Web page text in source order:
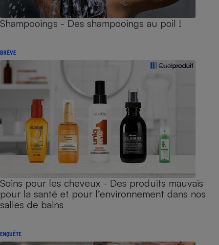
Shampooings - Des shampooings au poil !
BRÈVE
Soins pour les cheveux - Des produits mauvais
pour la santé et pour l’environnement dans nos
salles de bains
ENQUÊTE